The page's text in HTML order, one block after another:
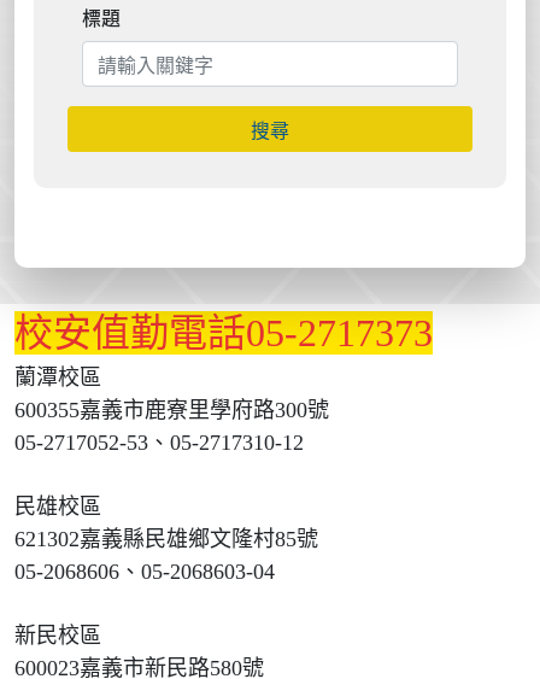
標題
搜尋
校安值勤電話05-2717373
蘭潭校區
600355嘉義市鹿寮里學府路300號
05-2717052-53、05-2717310-12
民雄校區
621302嘉義縣民雄鄉文隆村85號
05-2068606、05-2068603-04
新民校區
600023嘉義市新民路580號